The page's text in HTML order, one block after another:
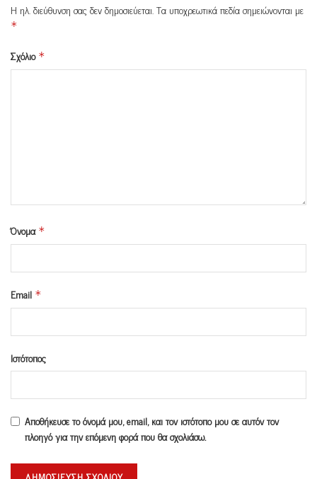
Η ηλ. διεύθυνση σας δεν δημοσιεύεται.Τα υποχρεωτικά πεδία σημειώνονται με
*
Σχόλιο *
Όνομα *
Email *
Ιστότοπος
Αποθήκευσε το όνομά μου, email, και τον ιστότοπο μου σε αυτόν τον
πλοηγό για την επόμενη φορά που θα σχολιάσω.